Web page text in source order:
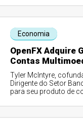
Economia
OpenFX Adquire
Contas
Tyler McIntyre,
Dirigente do Setor
para seu produto de